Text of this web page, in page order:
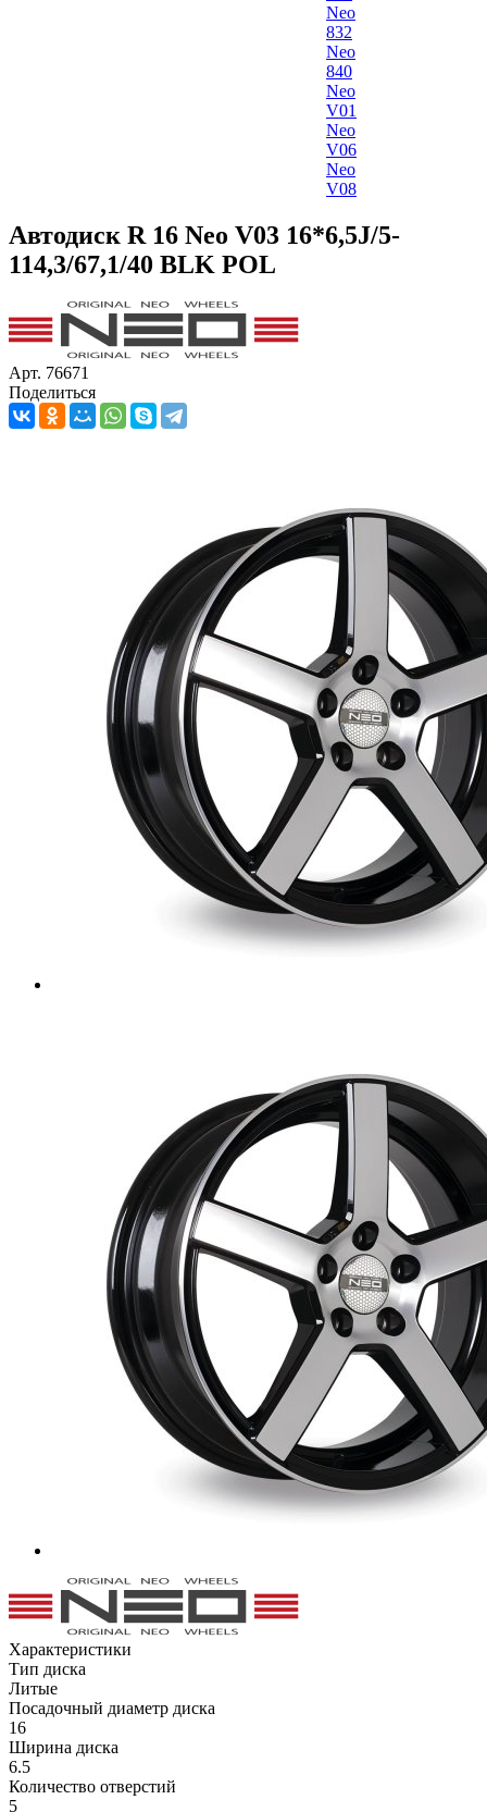
Neo
832
Neo
840
Neo
V01
Neo
V06
Neo
V08
Автодиск R 16 Neo V03 16*6,5J/5-
114,3/67,1/40 BLK POL
Арт. 76671
Поделиться
Характеристики
Тип диска
Литые
Посадочный диаметр диска
16
Ширина диска
6.5
Количество отверстий
5